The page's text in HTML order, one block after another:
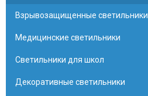
Взрывозащищенные светильники
Медицинские светильники
Светильники для школ
Декоративные светильники